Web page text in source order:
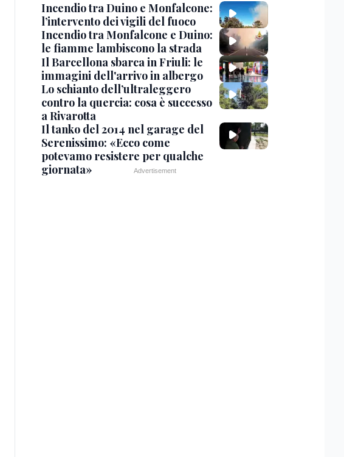
Incendio tra Duino e Monfalcone:
l’intervento dei vigili del fuoco
Incendio tra Monfalcone e Duino:
le fiamme lambiscono la strada
Il Barcellona sbarca in Friuli: le
immagini dell'arrivo in albergo
Lo schianto dell’ultraleggero
contro la quercia: cosa è successo
a Rivarotta
Il tanko del 2014 nel garage del
Serenissimo: «Ecco come
potevamo resistere per qualche
giornata»